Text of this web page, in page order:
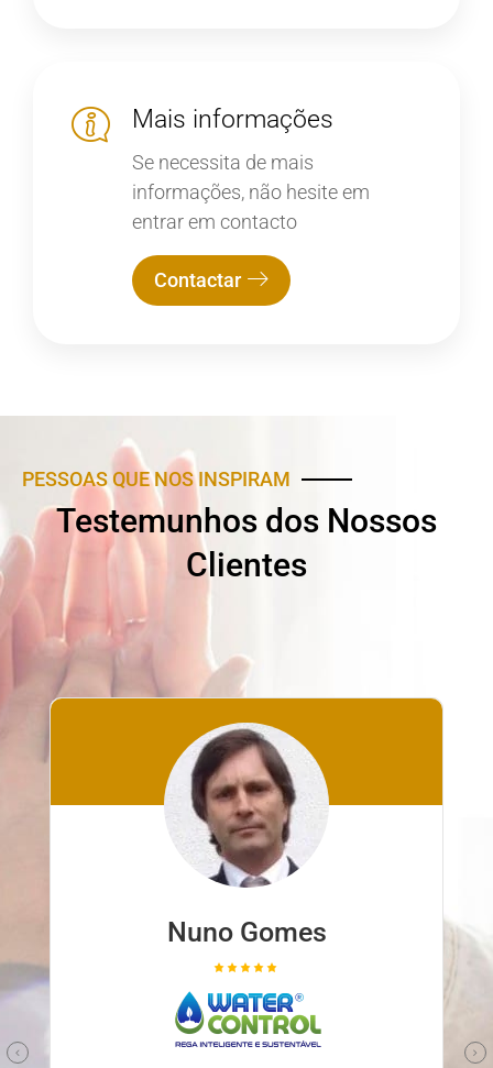
Mais informações
Se necessita de mais
informações, não hesite em
entrar em contacto
Contactar
PESSOAS QUE NOS INSPIRAM
Testemunhos dos Nossos
Clientes
Nuno Ferreira
familyclinic.pt
Parceiro confiável e competente